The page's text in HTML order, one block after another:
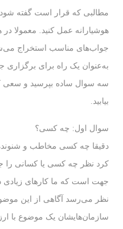
مطالبی که قرار است گفته
هوشیارانه عمل کنید. معمولا
جواب‌های مناسب استخراج
به‌عنوان یک راه برای
سه سوال ساده بپرسید و سعی
بیابید.
سوال اول: چه کسی؟
دقیقا چه کسی مخاطب و
کرد نظر چه کسی یا کسانی را
جهت است که ما کارهای زیادی
نظر می‌رسد آگاهی از این
سازمان‌هایشان یک موضوع با